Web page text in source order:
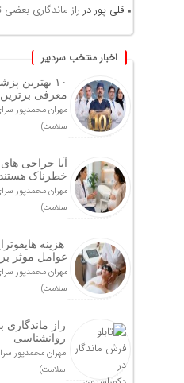
قلی پور در راز ماندگاری بعضی
اخبار منتخب سردبیر
۱۰ بهترین
معرفی
مهران محمدپور
سلامت)
آیا جراحی های
خطرناک
مهران محمدپور
سلامت)
هزینه
عوامل موثر
مهران محمدپور
سلامت)
راز ماندگاری
روانشناسی
مهران محمدپور
سلامت)